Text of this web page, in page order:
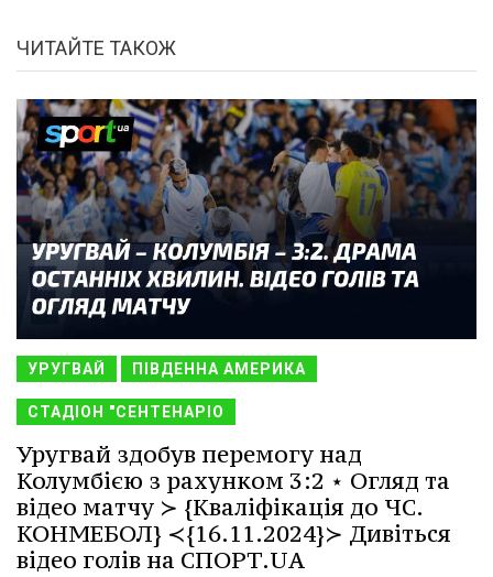
ЧИТАЙТЕ ТАКОЖ
УРУГВАЙ ПІВДЕННА АМЕРИКА
СТАДІОН "СЕНТЕНАРІО
Уругвай здобув перемогу над
Колумбією з рахунком 3:2 ⋆ Огляд та
відео матчу ≻ {Кваліфікація до ЧС.
КОНМЕБОЛ} ≺{16.11.2024}≻ Дивіться
відео голів на СПОРТ.UA